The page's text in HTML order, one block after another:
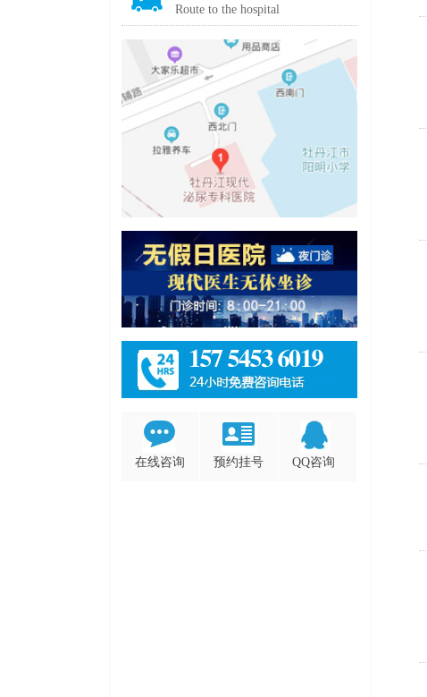
Route to the hospital
在线咨询 预约挂号 QQ咨询